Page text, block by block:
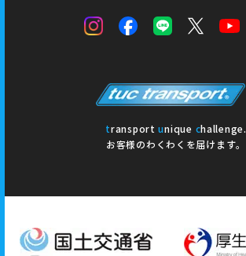
transportunique challenge.
お客様のわくわくを届けます。